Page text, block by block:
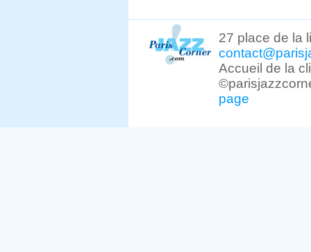
27 place de la
Accueil de la
page